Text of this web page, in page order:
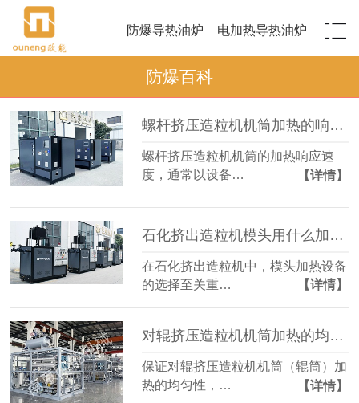
防爆导热油炉 电加热导热油炉
防爆百科
螺杆挤压造粒机机筒加热的响应速度如何？
螺杆挤压造粒机机筒的加热响应速
度，通常以设备…
【详情】
石化挤出造粒机模头用什么加热设备？
在石化挤出造粒机中，模头加热设备
的选择至关重…
【详情】
对辊挤压造粒机机筒加热的均匀性如何保证？
保证对辊挤压造粒机机筒（辊筒）加
热的均匀性，…
【详情】